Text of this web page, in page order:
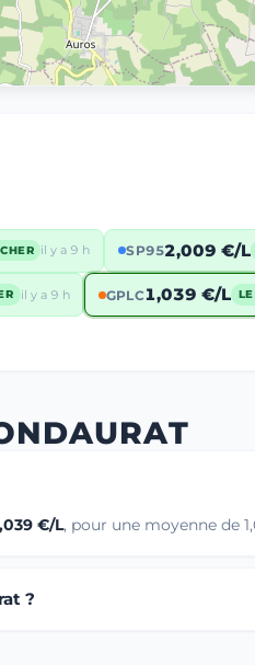
il y a 9 h SP952,009 €/L
il y a 9 h GPLC1,039 €/L
€/L, pour une moyenne de
?